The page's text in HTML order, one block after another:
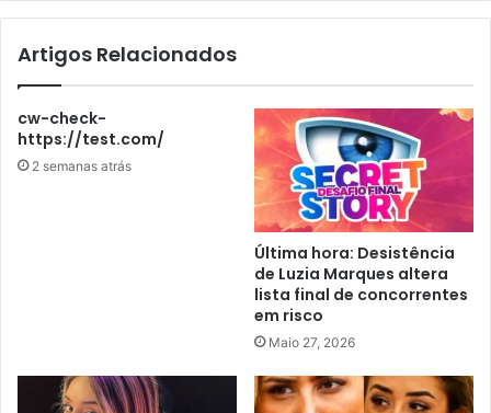
Artigos Relacionados
cw-check-
https://test.com/
2 semanas atrás
Última hora: Desistência
de Luzia Marques altera
lista final de concorrentes
em risco
Maio 27, 2026